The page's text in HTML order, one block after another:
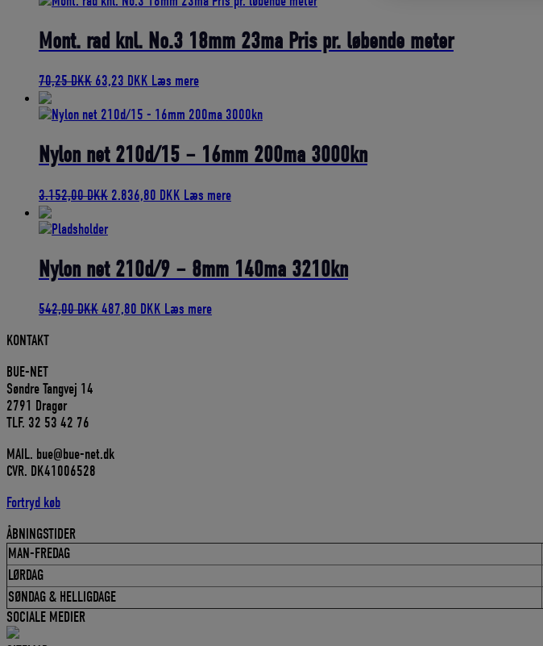
Mont. rad knl. No.3 18mm 23ma Pris pr. løbende meter
70,25DKK Den
pris
70,25 DKK.
63,23 DKK Den
pris
63,23 DKK.
Læs mere
Nylon net 210d/15 – 16mm 200ma 3000kn
3.152,00DKK Den
3.152,00 DKK.
2.836,80 DKK Den
2.836,80 DKK.
Læs mere
Nylon net 210d/9 – 8mm 140ma 3210kn
542,00DKKDen
487,80 DKK Den
Læs mere
KONTAKT
BUE-NET
Søndre Tangvej 14
2791 Dragør
TLF. 32 53 42 76
MAIL. bue@bue-net.dk
CVR. DK41006528
Fortryd køb
ÅBNINGSTIDER
MAN-FREDAG
LØRDAG
SØNDAG & HELLIGDAGE
SOCIALE MEDIER